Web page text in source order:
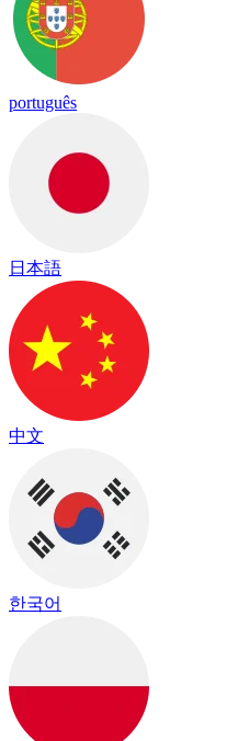
português
日本語
中文
한국어